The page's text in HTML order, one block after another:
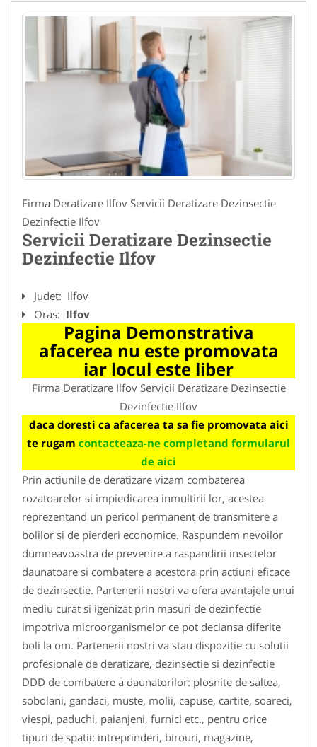
Firma Deratizare Ilfov Servicii Deratizare Dezinsectie
Dezinfectie Ilfov
Servicii Deratizare Dezinsectie
Dezinfectie Ilfov
Judet: Ilfov
Oras: Ilfov
Pagina Demonstrativa
afacerea nu este promovata
iar locul este liber
Firma Deratizare Ilfov Servicii Deratizare Dezinsectie
Dezinfectie Ilfov
daca doresti ca afacerea ta sa fie promovata aici
te rugam contacteaza-ne completand formularul
de aici
Prin actiunile de deratizare vizam combaterea
rozatoarelor si impiedicarea inmultirii lor, acestea
reprezentand un pericol permanent de transmitere a
bolilor si de pierderi economice. Raspundem nevoilor
dumneavoastra de prevenire a raspandirii insectelor
daunatoare si combatere a acestora prin actiuni eficace
de dezinsectie. Partenerii nostri va ofera avantajele unui
mediu curat si igenizat prin masuri de dezinfectie
impotriva microorganismelor ce pot declansa diferite
boli la om. Partenerii nostri va stau dispozitie cu solutii
profesionale de deratizare, dezinsectie si dezinfectie
DDD de combatere a daunatorilor: plosnite de saltea,
sobolani, gandaci, muste, molii, capuse, cartite, soareci,
viespi, paduchi, paianjeni, furnici etc., pentru orice
tipuri de spatii: intreprinderi, birouri, magazine,